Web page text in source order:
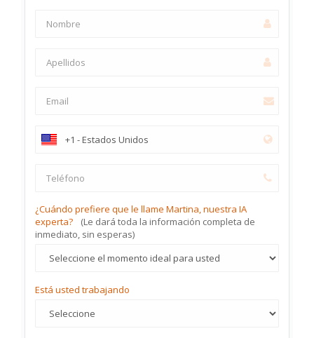
¿Cuándo prefiere que le llame Martina, nuestra IA
experta?
(Le dará toda la información completa de
inmediato, sin esperas)
Está usted trabajando